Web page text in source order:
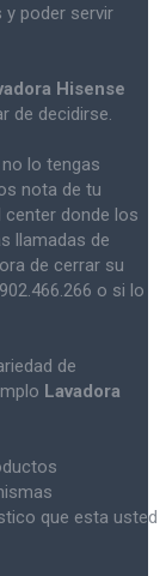
poder servir
Hisense
de decidirse.
lo tengas
nota de tu
center donde los
llamadas de
de cerrar su
o si lo
de
Lavadora
que esta usted